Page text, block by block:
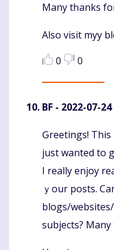
Many tһanks
Also visit myy
0
0
BF - 2022-07-24
Komentaras
Ԍreetings!
just wаnted to
І really enjoy
ｙour posts.
blogs/
subjects? Μany